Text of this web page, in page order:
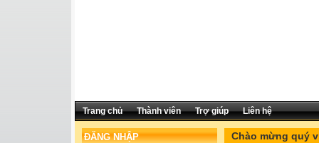
Trang chủ Thành viên Trợ giúp Liên hệ
ĐĂNG NHẬP Chào mừng quý